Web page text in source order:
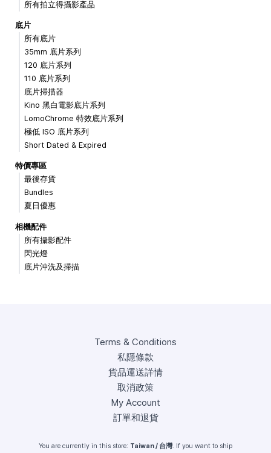
所有拍立得攝影產品
底片
所有底片
35mm 底片系列
120 底片系列
110 底片系列
底片掃描器
Kino 黑白電影底片系列
LomoChrome 特效底片系列
極低 ISO 底片系列
Short Dated & Expired
特價專區
最後存貨
Bundles
夏日優惠
相機配件
所有攝影配件
閃光燈
底片沖洗及掃描
Terms & Conditions
私隱條款
貨品運送詳情
取消政策
My Account
訂單和退貨
You are currently in this store: Taiwan / 台灣. If you want to ship